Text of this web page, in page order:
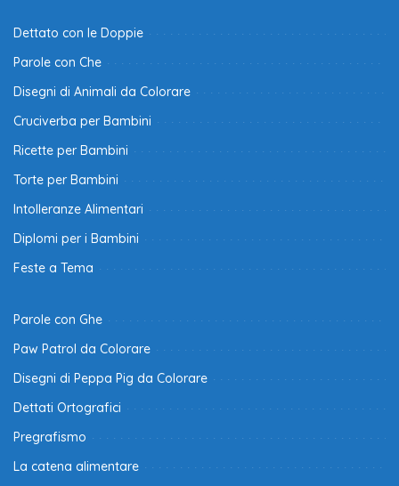
Dettato con le Doppie
Parole con Che
Disegni di Animali da Colorare
Cruciverba per Bambini
Ricette per Bambini
Torte per Bambini
Intolleranze Alimentari
Diplomi per i Bambini
Feste a Tema
Parole con Ghe
Paw Patrol da Colorare
Disegni di Peppa Pig da Colorare
Dettati Ortografici
Pregrafismo
La catena alimentare